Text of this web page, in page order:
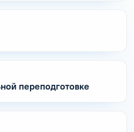
переподготовке